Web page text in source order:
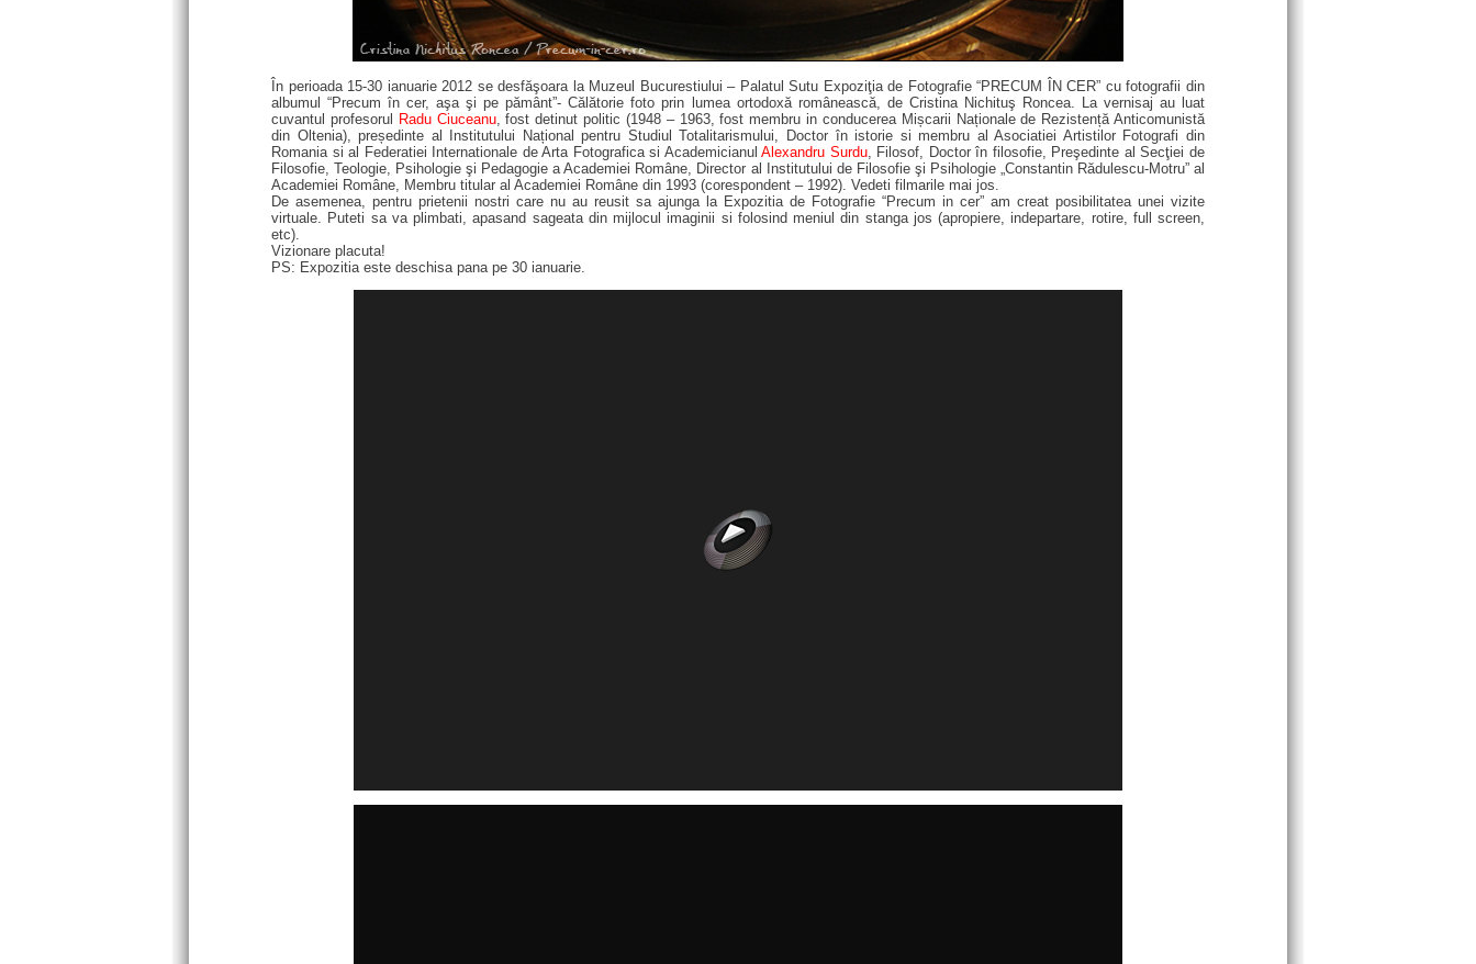
În perioada 15-30 ianuarie 2012 se desfăşoara la Muzeul Bucurestiului – Palatul Sutu Expoziţia de Fotografie “PRECUM ÎN CER” cu fotografii din
albumul “Precum în cer, aşa şi pe pământ”- Călătorie foto prin lumea ortodoxă românească, de Cristina Nichituş Roncea. La vernisaj au luat
cuvantul profesorul
Radu Ciuceanu, fost detinut politic (1948 – 1963, fost membru in conducerea Mișcarii Naționale de Rezistență Anticomunistă
din Oltenia), președinte al Institutului Național pentru Studiul Totalitarismului, Doctor în istorie si membru al Asociatiei Artistilor Fotografi din
Romania si al Federatiei Internationale de Arta Fotografica si AcademicianulAlexandru Surdu, Filosof, Doctor în filosofie, Preşedinte al Secţiei de
Filosofie, Teologie, Psihologie şi Pedagogie a Academiei Române, Director al Institutului de Filosofie şi Psihologie „Constantin Rădulescu-Motru” al
Academiei Române, Membru titular al Academiei Române din 1993 (corespondent – 1992). Vedeti filmarile mai jos.
De asemenea, pentru prietenii nostri care nu au reusit sa ajunga la Expozitia de Fotografie “Precum in cer” am creat posibilitatea unei vizite
virtuale. Puteti sa va plimbati, apasand sageata din mijlocul imaginii si folosind meniul din stanga jos (apropiere, indepartare, rotire, full screen,
etc).
Vizionare placuta!
PS: Expozitia este deschisa pana pe 30 ianuarie.